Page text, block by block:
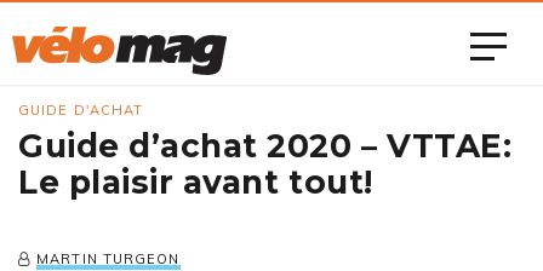
GUIDE D'ACHAT
Guide d’achat 2020 – VTTAE:
Le plaisir avant tout!
MARTIN TURGEON